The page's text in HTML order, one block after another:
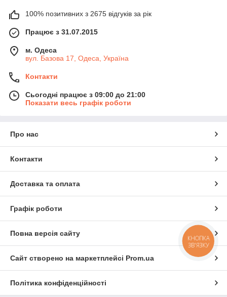
100% позитивних з 2675 відгуків за рік
Працює з 31.07.2015
м. Одеса
вул. Базова 17, Одеса, Україна
Контакти
Сьогодні працює з 09:00 до 21:00
Показати весь графік роботи
Про нас
Контакти
Доставка та оплата
Графік роботи
Повна версія сайту
Сайт створено на маркетплейсі Prom.ua
Політика конфіденційності
КНОПКА
ЗВ'ЯЗКУ